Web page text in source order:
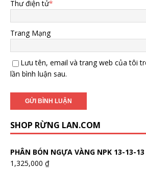
Thư điện tử*
Trang Mạng
Lưu tên, email và trang web của tôi
lần bình luận sau.
SHOP RỪNG LAN.COM
PHÂN BÓN NGỰA VÀNG NPK 13-13-
1,325,000 ₫